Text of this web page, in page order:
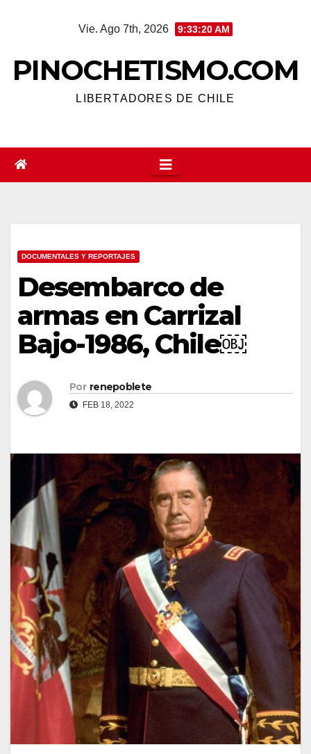
Vie. Ago 7th, 2026 9:33:21 AM
PINOCHETISMO.COM
LIBERTADORES DE CHILE
DOCUMENTALES Y REPORTAJES
Desembarco de
armas en Carrizal
Bajo-1986, Chile￼
Por renepoblete
FEB 18, 2022